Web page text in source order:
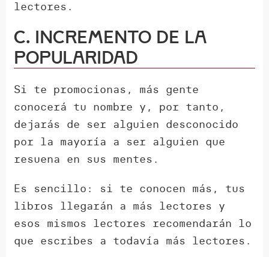
lectores.
C. Incremento de la
popularidad
Si te promocionas, más gente
conocerá tu nombre y, por tanto,
dejarás de ser alguien desconocido
por la mayoría a ser alguien que
resuena en sus mentes.
Es sencillo: si te conocen más, tus
libros llegarán a más lectores y
esos mismos lectores recomendarán lo
que escribes a todavía más lectores.